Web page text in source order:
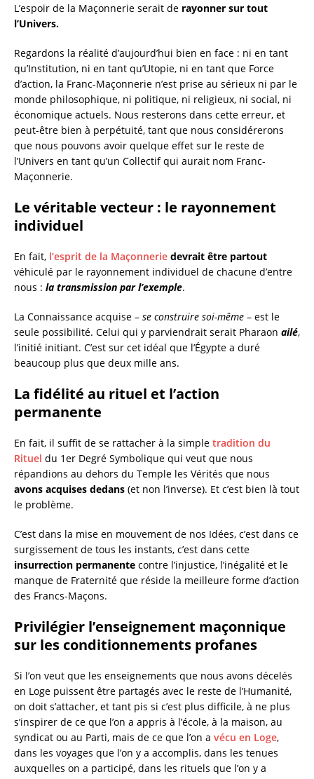
L’espoir de la Maçonnerie serait de rayonner sur tout
l’Univers.
Regardons la réalité d’aujourd’hui bien en face : ni en tant
qu’Institution, ni en tant qu’Utopie, ni en tant que Force
d’action, la Franc-Maçonnerie n’est prise au sérieux ni par le
monde philosophique, ni politique, ni religieux, ni social, ni
économique actuels. Nous resterons dans cette erreur, et
peut-être bien à perpétuité, tant que nous considérerons
que nous pouvons avoir quelque effet sur le reste de
l’Univers en tant qu’un Collectif qui aurait nom Franc-
Maçonnerie.
Le véritable vecteur : le rayonnement
individuel
En fait, l’esprit de la Maçonnerie devrait être partout
véhiculé par le rayonnement individuel de chacune d’entre
nous : la transmission par l’exemple.
La Connaissance acquise – se construire soi-même – est le
seule possibilité. Celui qui y parviendrait serait Pharaon ailé,
l’initié initiant. C’est sur cet idéal que l’Égypte a duré
beaucoup plus que deux mille ans.
La fidélité au rituel et l’action
permanente
En fait, il suffit de se rattacher à la simple tradition du
Rituel du 1er Degré Symbolique qui veut que nous
répandions au dehors du Temple les Vérités que nous
avons acquises dedans (et non l’inverse). Et c’est bien là tout
le problème.
C’est dans la mise en mouvement de nos Idées, c’est dans ce
surgissement de tous les instants, c’est dans cette
insurrection permanente contre l’injustice, l’inégalité et le
manque de Fraternité que réside la meilleure forme d’action
des Francs-Maçons.
Privilégier l’enseignement maçonnique
sur les conditionnements profanes
Si l’on veut que les enseignements que nous avons décelés
en Loge puissent être partagés avec le reste de l’Humanité,
on doit s’attacher, et tant pis si c’est plus difficile, à ne plus
s’inspirer de ce que l’on a appris à l’école, à la maison, au
syndicat ou au Parti, mais de ce que l’on a vécu en Loge,
dans les voyages que l’on y a accomplis, dans les tenues
auxquelles on a participé, dans les rituels que l’on y a